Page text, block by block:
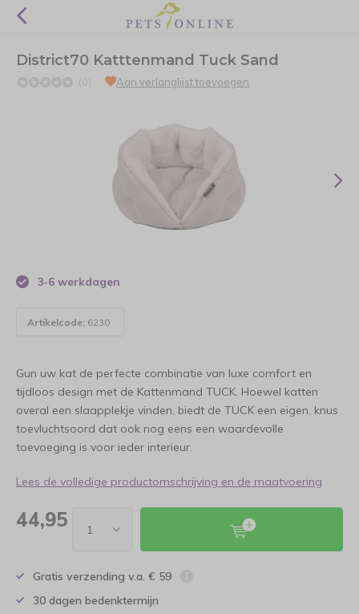
District70 Katttenmand Tuck Sand
(0) Aan verlanglijst toevoegen
3-6 werkdagen
Artikelcode: 6230
Gun uw kat de perfecte combinatie van luxe comfort en
tijdloos design met de Kattenmand TUCK. Hoewel katten
overal een slaapplekje vinden, biedt de TUCK een eigen, knus
toevluchtsoord dat ook nog eens een waardevolle
toevoeging is voor ieder interieur.
Lees de volledige productomschrijving en de maatvoering
44,95
Gratis verzending v.a. € 59
30 dagen bedenktermijn